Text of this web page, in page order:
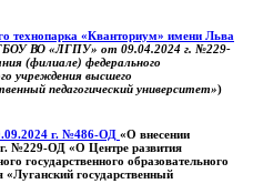
технопарка «Кванториум» имени Льва
ВО «ЛГПУ» от 09.04.2024 г. №229-
(филиале) федерального
учреждения высшего
педагогический университет»)
г. №486-ОД «О внесении
г. №229-ОД «О Центре развития
государственного образовательного
государственный